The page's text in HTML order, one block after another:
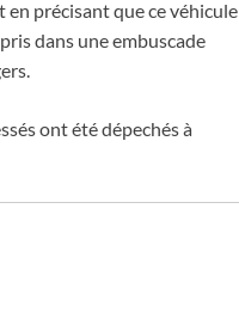
précisant que ce véhicule
dans une embuscade
ont été dépechés à